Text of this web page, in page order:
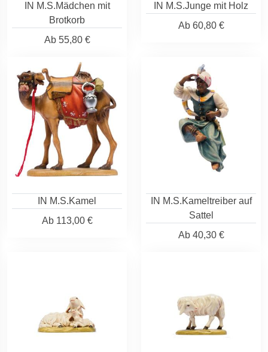
IN M.S.Mädchen mit
Brotkorb
Ab55,80 €
IN M.S.Junge mit Holz
Ab60,80 €
IN M.S.Kamel
Ab113,00 €
IN M.S.Kameltreiber auf
Sattel
Ab40,30 €